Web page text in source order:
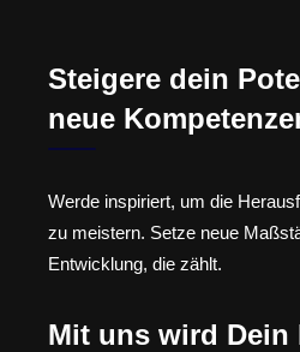
Steigere dein
neue
Werde inspiriert, um die
zu meistern. Setze neue
Entwicklung, die zählt.
Mit uns wird Dein